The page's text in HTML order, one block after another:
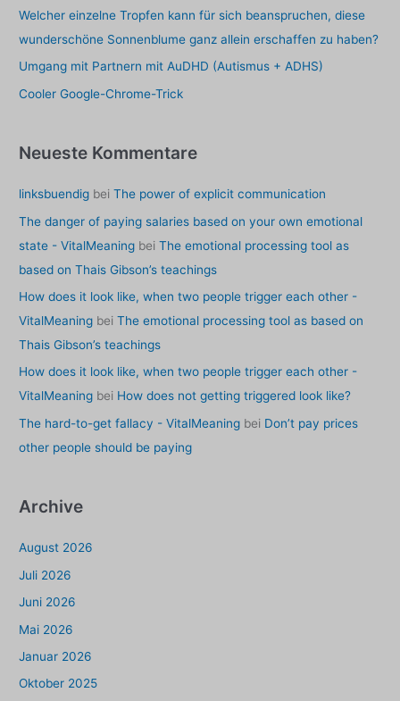
c
h
Welcher einzelne Tropfen kann für sich beanspruchen, diese
wunderschöne Sonnenblume ganz allein erschaffen zu haben?
Umgang mit Partnern mit AuDHD (Autismus + ADHS)
Cooler Google-Chrome-Trick
Neueste Kommentare
linksbuendig beiThe power of explicit communication
The danger of paying salaries based on your own emotional
state - VitalMeaning beiThe emotional processing tool as
based on Thais Gibson’s teachings
How does it look like, when two people trigger each other -
VitalMeaning beiThe emotional processing tool as based on
Thais Gibson’s teachings
How does it look like, when two people trigger each other -
VitalMeaning bei How does not getting triggered look like?
The hard-to-get fallacy - VitalMeaning bei Don’t pay prices
other people should be paying
Archive
August 2026
Juli 2026
Juni 2026
Mai 2026
Januar 2026
Oktober 2025